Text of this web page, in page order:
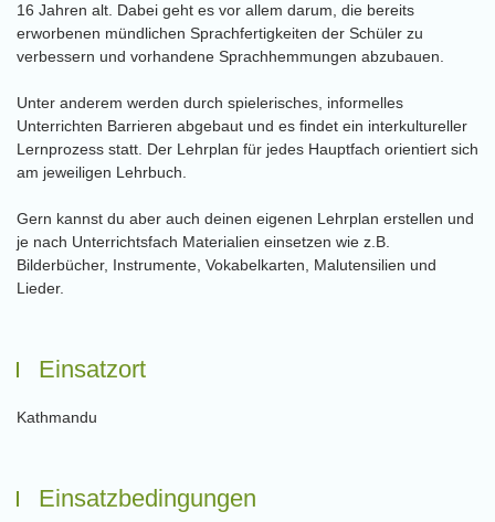
16 Jahren alt. Dabei geht es vor allem darum, die bereits
erworbenen mündlichen Sprachfertigkeiten der Schüler zu
verbessern und vorhandene Sprachhemmungen abzubauen.
Unter anderem werden durch spielerisches, informelles
Unterrichten Barrieren abgebaut und es findet ein interkultureller
Lernprozess statt. Der Lehrplan für jedes Hauptfach orientiert sich
am jeweiligen Lehrbuch.
Gern kannst du aber auch deinen eigenen Lehrplan erstellen und
je nach Unterrichtsfach Materialien einsetzen wie z.B.
Bilderbücher, Instrumente, Vokabelkarten, Malutensilien und
Lieder.
Einsatzort
Kathmandu
Einsatzbedingungen